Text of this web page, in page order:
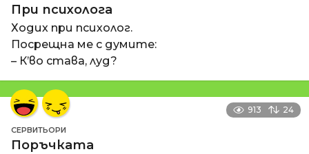
При психолога
Ходих при психолог.
Посрещна ме с думите:
– К’во става, луд?
913 24
СЕРВИТЬОРИ
Поръчката